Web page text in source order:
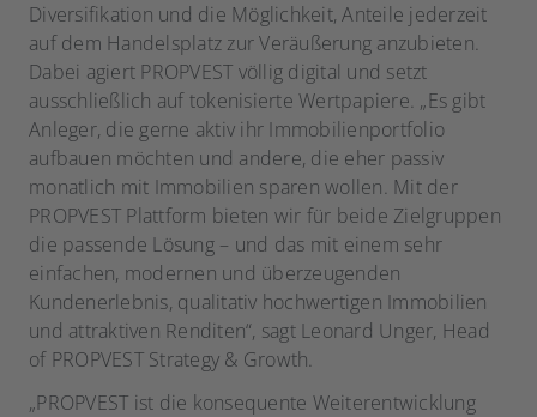
Diversifikation und die Möglichkeit, Anteile jederzeit
auf dem Handelsplatz zur Veräußerung anzubieten.
Dabei agiert PROPVEST völlig digital und setzt
ausschließlich auf tokenisierte Wertpapiere. „Es gibt
Anleger, die gerne aktiv ihr Immobilienportfolio
aufbauen möchten und andere, die eher passiv
monatlich mit Immobilien sparen wollen. Mit der
PROPVEST Plattform bieten wir für beide Zielgruppen
die passende Lösung – und das mit einem sehr
einfachen, modernen und überzeugenden
Kundenerlebnis, qualitativ hochwertigen Immobilien
und attraktiven Renditen“, sagt Leonard Unger, Head
of PROPVEST Strategy & Growth.
„PROPVEST ist die konsequente Weiterentwicklung